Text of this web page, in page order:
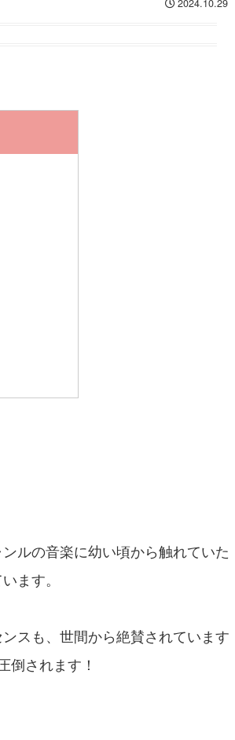
2024.10.29
ルの音楽に幼い頃から触れていた
ます。
スも、世間から絶賛されています
倒されます！